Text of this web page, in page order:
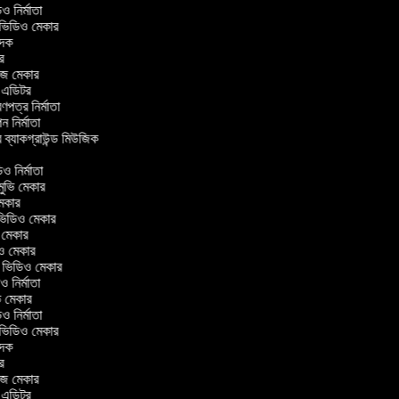
নির্মাতা
মেকার
মেকার
এডিটর
নির্মাতা
নির্মাতা
ব্যাকগ্রাউন্ড মিউজিক
নির্মাতা
মেকার
মেকার
মেকার
মেকার
মেকার
নির্মাতা
মেকার
নির্মাতা
মেকার
মেকার
এডিটর